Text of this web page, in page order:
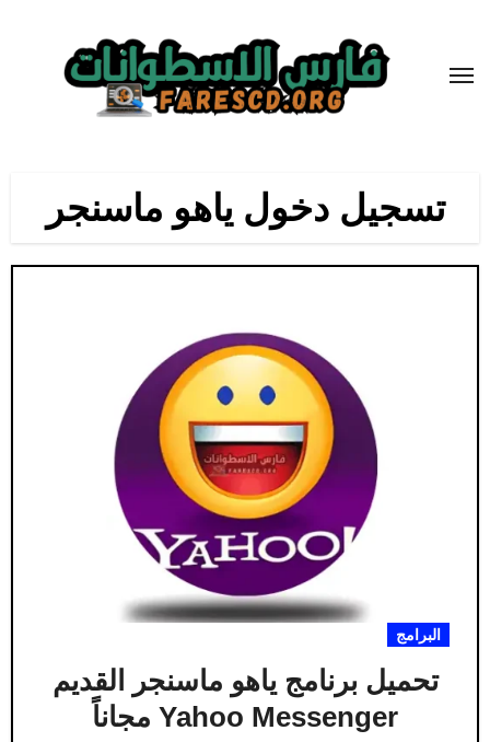
المحتوى
تسجيل دخول ياهو ماسنجر
البرامج
تحميل برنامج ياهو ماسنجر القديم
Yahoo Messenger مجاناً